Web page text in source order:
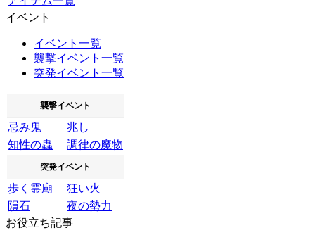
イベント
イベント一覧
襲撃イベント一覧
突発イベント一覧
襲撃イベント
忌み鬼
兆し
知性の蟲
調律の魔物
突発イベント
歩く霊廟
狂い火
隕石
夜の勢力
お役立ち記事